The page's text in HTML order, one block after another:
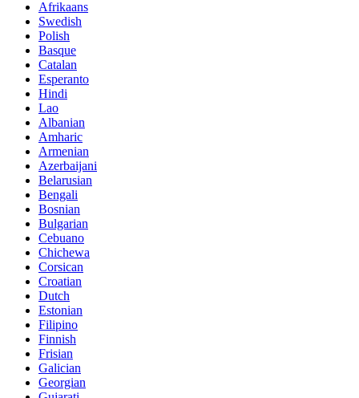
Afrikaans
Swedish
Polish
Basque
Catalan
Esperanto
Hindi
Lao
Albanian
Amharic
Armenian
Azerbaijani
Belarusian
Bengali
Bosnian
Bulgarian
Cebuano
Chichewa
Corsican
Croatian
Dutch
Estonian
Filipino
Finnish
Frisian
Galician
Georgian